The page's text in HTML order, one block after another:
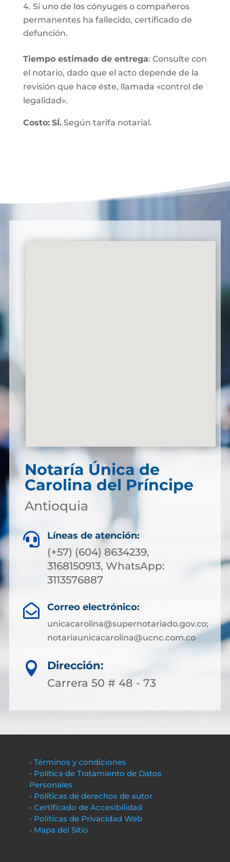
Si uno de los cónyuges o compañeros
permanentes ha fallecido, certificado de
defunción.
Tiempo estimado de entrega: Consulte con
el notario, dado que el acto depende de la
revisión que hace éste, llamada «control de
legalidad».
Costo: SÍ.Según tarifa notarial.
Notaría Única de
Carolina del Príncipe
Antioquia
 Líneas de atención:
(+57) (604) 8634239,
3168150913, WhatsApp:
3113576887
 Correo electrónico:
unicacarolina@supernotariado.gov.co;
notariaunicacarolina@ucnc.com.co

Dirección:
Carrera 50 # 48 - 73
• Términos y condiciones
• Política de Tratamiento de Datos
Personales
• Políticas de derechos de autor
• Certificado de Accesibilidad
• Políticas de Privacidad Web
• Mapa del Sitio